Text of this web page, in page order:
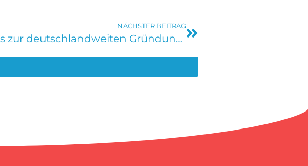
NÄCHSTER BEITRAG
Unsere Highlights zur deutschlandweiten Gründungswoche 2024